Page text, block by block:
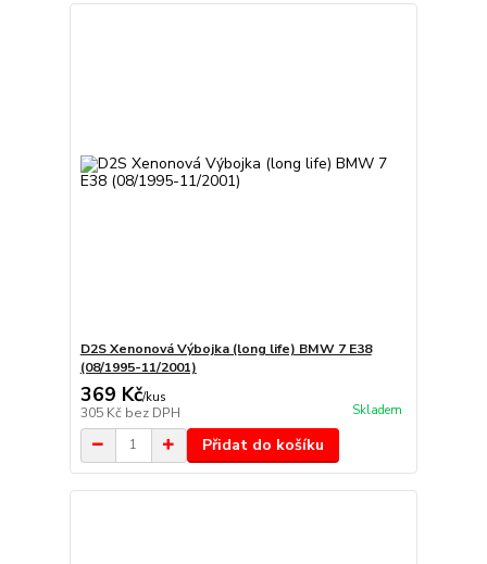
D2S Xenonová Výbojka (long life) BMW 7 E38
(08/1995-11/2001)
369 Kč/kus
305 Kč bez DPH Skladem
Přidat do košíku